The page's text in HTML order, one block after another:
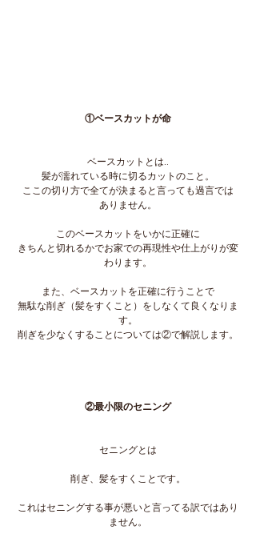
①ベースカットが命
ベースカットとは..
髪が濡れている時に切るカットのこと。
ここの切り方で全てが決まると言っても過言では
ありません。
このベースカットをいかに正確に
きちんと切れるかでお家での再現性や仕上がりが変
わります。
また、ベースカットを正確に行うことで
無駄な削ぎ（髪をすくこと）をしなくて良くなりま
す。
削ぎを少なくすることについては②で解説します。
②最小限のセニング
セニングとは
削ぎ、髪をすくことです。
これはセニングする事が悪いと言ってる訳ではあり
ません。